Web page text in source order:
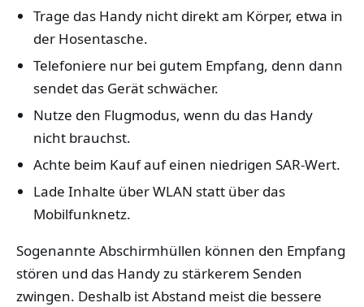
Trage das Handy nicht direkt am Körper, etwa in
der Hosentasche.
Telefoniere nur bei gutem Empfang, denn dann
sendet das Gerät schwächer.
Nutze den Flugmodus, wenn du das Handy
nicht brauchst.
Achte beim Kauf auf einen niedrigen SAR-Wert.
Lade Inhalte über WLAN statt über das
Mobilfunknetz.
Sogenannte Abschirmhüllen können den Empfang
stören und das Handy zu stärkerem Senden
zwingen. Deshalb ist Abstand meist die bessere